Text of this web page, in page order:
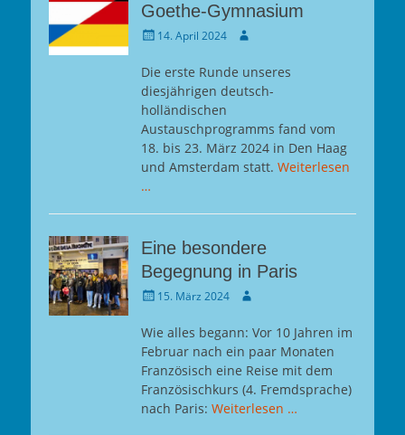
Goethe-Gymnasium
Gepostet
14. April 2024 Autor
Die erste Runde unseres
diesjährigen deutsch-
holländischen
Austauschprogramms fand vom
18. bis 23. März 2024 in Den Haag
und Amsterdam statt. Weiterlesen
…
Eine besondere
Begegnung in Paris
Gepostet
15. März 2024 Autor
Wie alles begann: Vor 10 Jahren im
Februar nach ein paar Monaten
Französisch eine Reise mit dem
Französischkurs (4. Fremdsprache)
nach Paris: Weiterlesen …